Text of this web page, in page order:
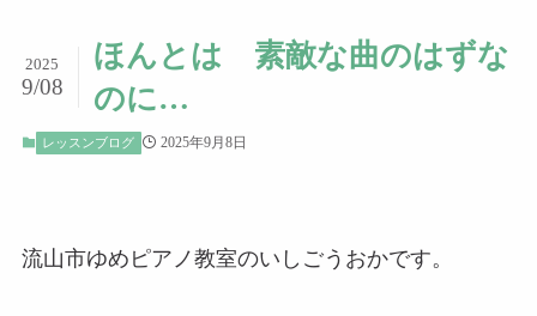
ほんとは 素敵な曲のはずな
のに…
2025
9/08
レッスンブログ 2025年9月8日
流山市ゆめピアノ教室のいしごうおかです。